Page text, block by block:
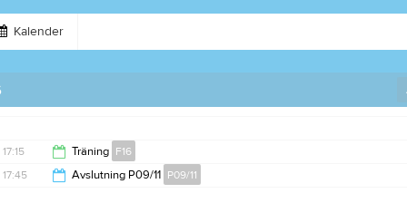
Kalender
17:15 Träning F16
17:45 Avslutning P09/11 P09/11